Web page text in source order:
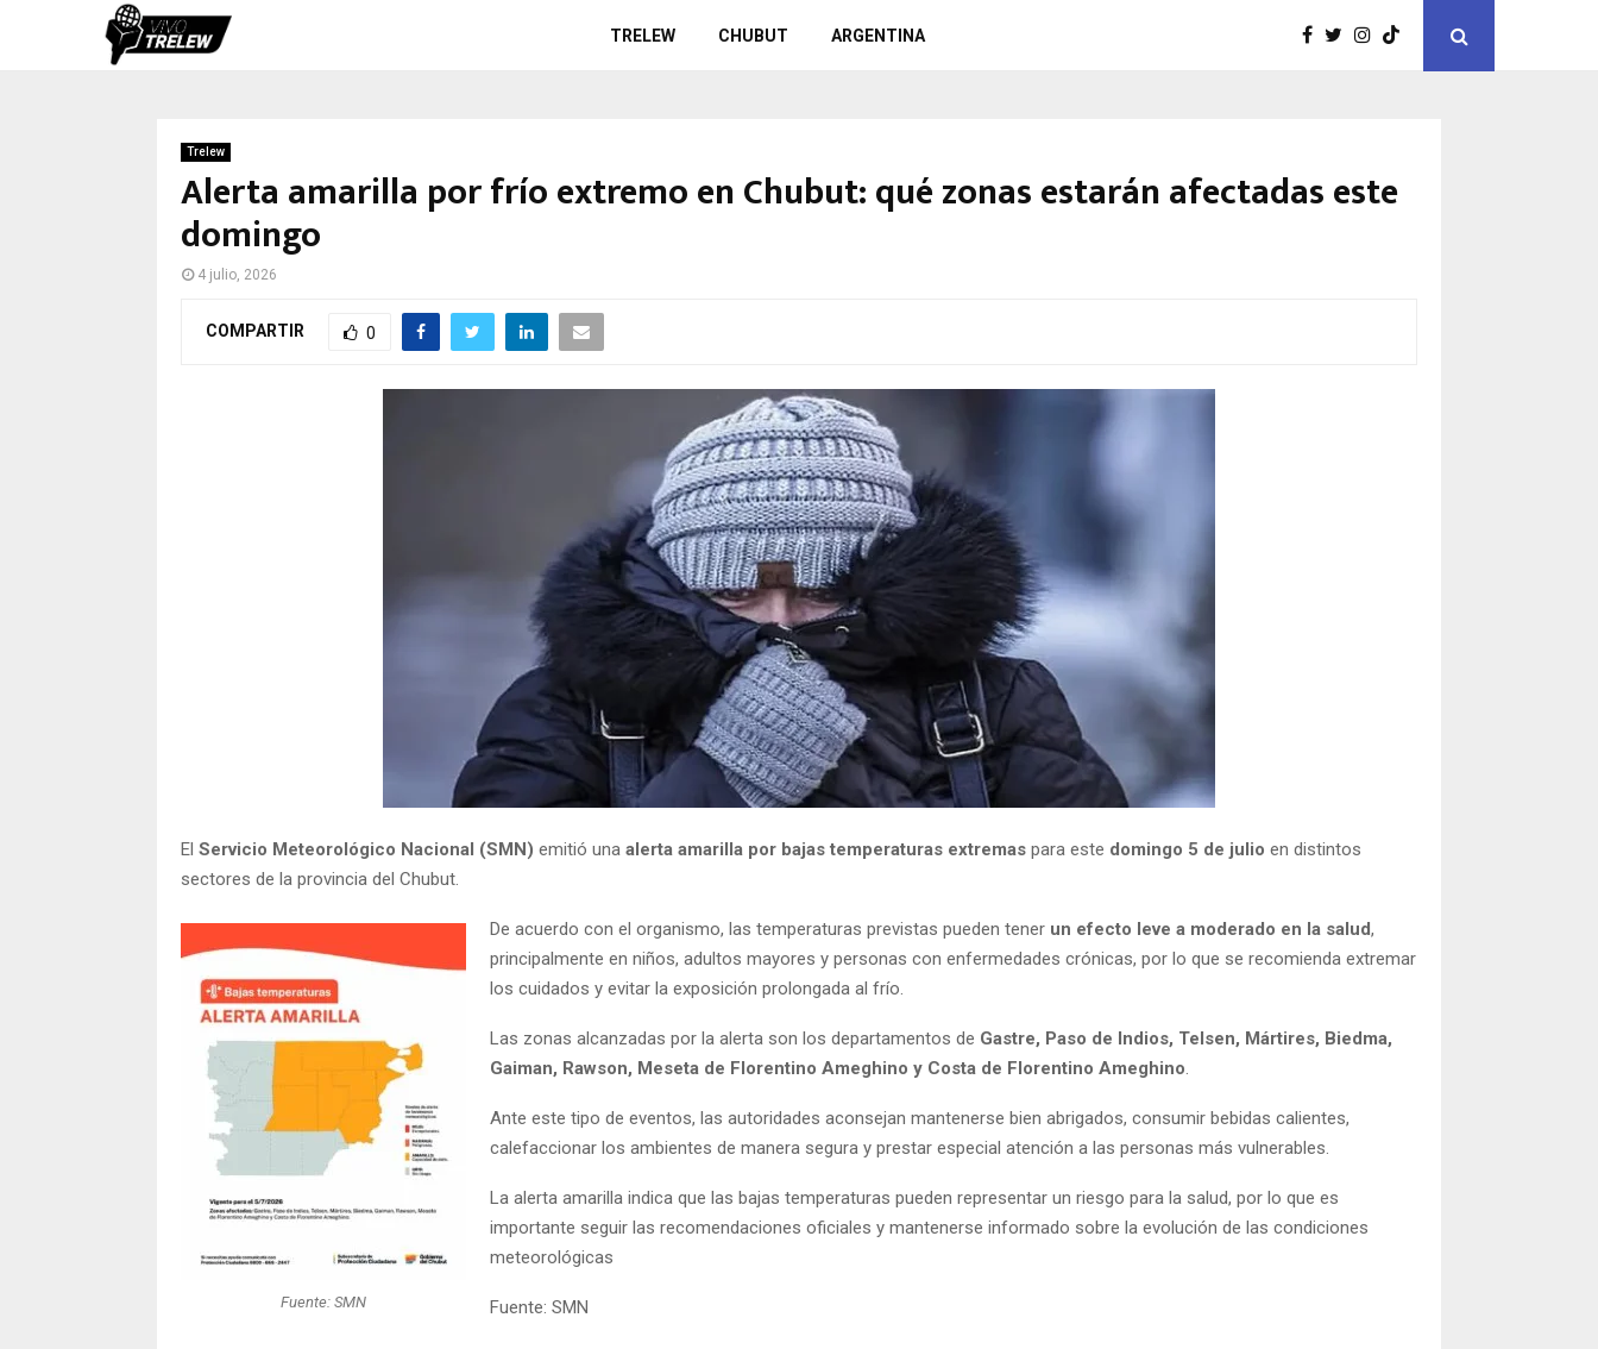
TRELEW CHUBUT ARGENTINA
Trelew
Alerta amarilla por frío extremo en Chubut: qué zonas estarán afectadas este
domingo
4 julio, 2026
COMPARTIR 0
El Servicio Meteorológico Nacional (SMN) emitió una alerta amarilla por bajas temperaturas extremas para este domingo 5 de julio en distintos
sectores de la provincia del Chubut.
Fuente: SMN
De acuerdo con el organismo, las temperaturas previstas pueden tener un efecto leve a moderado en la salud,
principalmente en niños, adultos mayores y personas con enfermedades crónicas, por lo que se recomienda extremar
los cuidados y evitar la exposición prolongada al frío.
Las zonas alcanzadas por la alerta son los departamentos de Gastre, Paso de Indios, Telsen, Mártires, Biedma,
Gaiman, Rawson, Meseta de Florentino Ameghino y Costa de Florentino Ameghino
Ante este tipo de eventos, las autoridades aconsejan mantenerse bien abrigados, consumir bebidas calientes,
calefaccionar los ambientes de manera segura y prestar especial atención a las personas más vulnerables.
La alerta amarilla indica que las bajas temperaturas pueden representar un riesgo para la salud, por lo que es
importante seguir las recomendaciones oficiales y mantenerse informado sobre la evolución de las condiciones
meteorológicas
Fuente: SMN